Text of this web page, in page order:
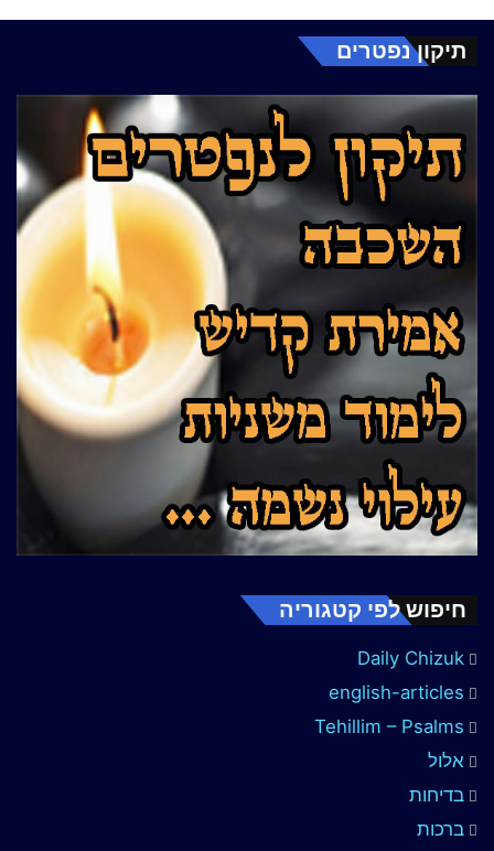
תיקון נפטרים
חיפוש לפי קטגוריה
Daily Chizuk
english-articles
Tehillim – Psalms
אלול
בדיחות
ברכות